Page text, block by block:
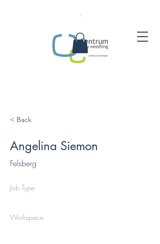
.
< Back
Angelina Siemon
Felsberg
Job Type
Workspace